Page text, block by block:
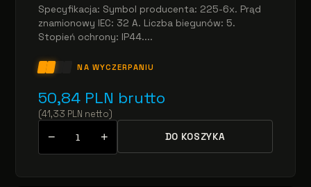
Specyfikacja: Symbol producenta: 225-6x. Prąd
znamionowy IEC: 32 A. Liczba biegunów: 5.
Stopień ochrony: IP44....
NA WYCZERPANIU
50,84 PLN brutto
(41,33 PLN netto)
− + DO KOSZYKA